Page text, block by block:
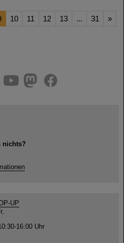
10 11 12 13 ... 31 »
nichts?
UP
16:00 Uhr